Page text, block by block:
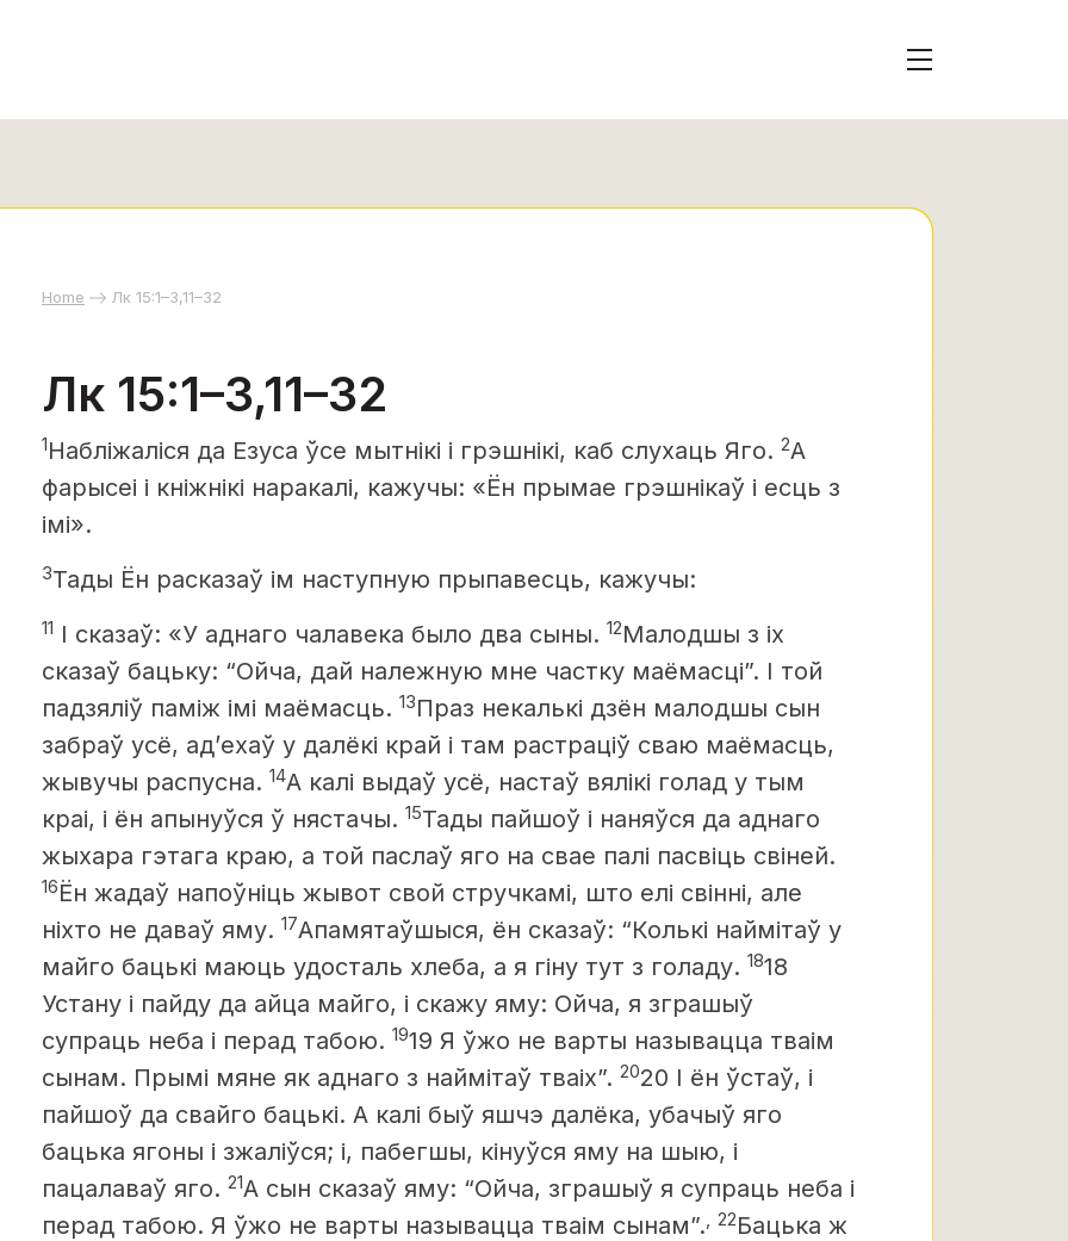
Home Лк 15:1–3,11–32
Лк 15:1–3,11–32
1Набліжаліся да Езуса ўсе мытнікі і грэшнікі, каб слухаць Яго. 2А
фарысеі і кніжнікі наракалі, кажучы: «Ён прымае грэшнікаў і есць з
імі».
3Тады Ён расказаў ім наступную прыпавесць, кажучы:
11 І сказаў: «У аднаго чалавека было два сыны. 12Малодшы з іх
сказаў бацьку: “Ойча, дай належную мне частку маёмасці”. І той
падзяліў паміж імі маёмасць. 13Праз некалькі дзён малодшы сын
забраў усё, ад’ехаў у далёкі край і там растраціў сваю маёмасць,
жывучы распусна. 14А калі выдаў усё, настаў вялікі голад у тым
краі, і ён апынуўся ў нястачы. 15Тады пайшоў і наняўся да аднаго
жыхара гэтага краю, а той паслаў яго на свае палі пасвіць свіней.
16Ён жадаў напоўніць жывот свой стручкамі, што елі свінні, але
ніхто не даваў яму. 17Апамятаўшыся, ён сказаў: “Колькі наймітаў у
майго бацькі маюць удосталь хлеба, а я гіну тут з голаду. 1818
Устану і пайду да айца майго, і скажу яму: Ойча, я зграшыў
супраць неба і перад табою. 1919 Я ўжо не варты называцца тваім
сынам. Прымі мяне як аднаго з наймітаў тваіх”. 2020 І ён ўстаў, і
пайшоў да свайго бацькі. А калі быў яшчэ далёка, убачыў яго
бацька ягоны і зжаліўся; і, пабегшы, кінуўся яму на шыю, і
пацалаваў яго. 21А сын сказаў яму: “Ойча, зграшыў я супраць неба і
перад табою. Я ўжо не варты называцца тваім сынам”. 22Бацька ж